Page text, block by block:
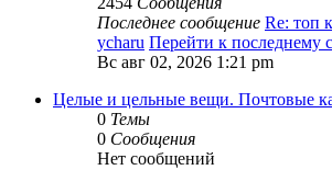
Последнее сообщение Re: топ
ycharu Перейти к последнему
Вс авг 02, 2026 1:21 pm
Целые и цельные вещи. Почтовые
0 Темы
0 Сообщения
Нет сообщений